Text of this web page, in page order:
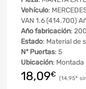
Vehículo:
VAN 1.6 (414.700)
Año fabricación:
Estado: Material de
Nº Puertas: 5
Ubicación:
18,09€ 14,95€